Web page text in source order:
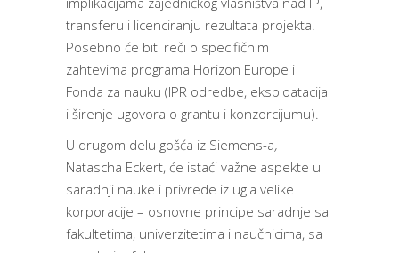
transferu i licenciranju rezultata projekta.
Posebno će biti reči o specifičnim
zahtevima programa Horizon Europe i
Fonda za nauku (IPR odredbe, eksploatacija
i širenje ugovora o grantu i konzorcijumu).
U drugom delu gošća iz Siemens-a,
Natascha Eckert, će istaći važne aspekte u
saradnji nauke i privrede iz ugla velike
korporacije – osnovne principe saradnje sa
fakultetima, univerzitetima i naučnicima, sa